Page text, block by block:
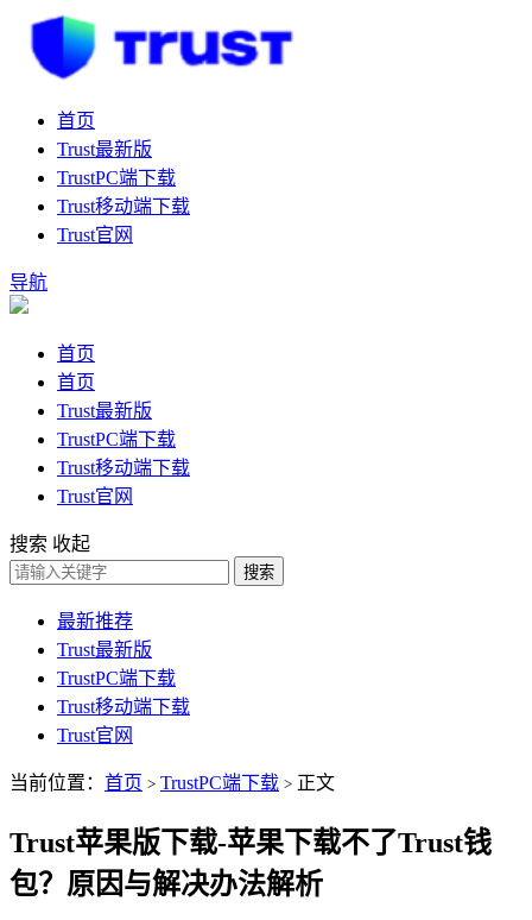
首页
Trust最新版
TrustPC端下载
Trust移动端下载
Trust官网
导航
首页
首页
Trust最新版
TrustPC端下载
Trust移动端下载
Trust官网
搜索 收起
搜索
最新推荐
Trust最新版
TrustPC端下载
Trust移动端下载
Trust官网
当前位置： 首页 > TrustPC端下载 > 正文
Trust苹果版下载-苹果下载不了Trust钱
包？原因与解决办法解析